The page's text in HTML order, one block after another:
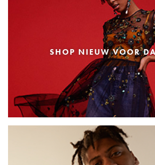
SHOP NIEUW VOOR